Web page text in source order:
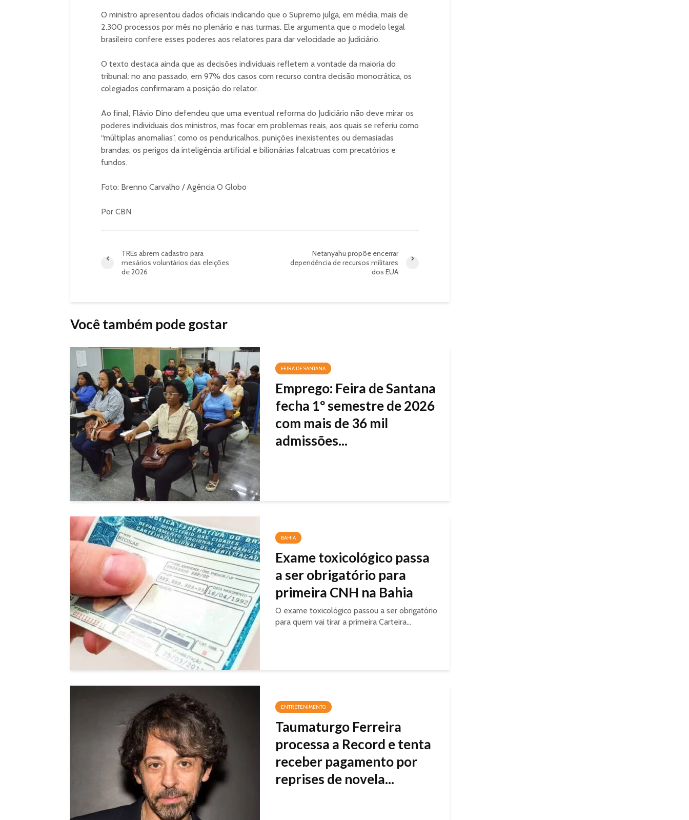
O ministro apresentou dados oficiais indicando que o Supremo julga, em média, mais de
2.300 processos por mês no plenário e nas turmas. Ele argumenta que o modelo legal
brasileiro confere esses poderes aos relatores para dar velocidade ao Judiciário.
O texto destaca ainda que as decisões individuais refletem a vontade da maioria do
tribunal: no ano passado, em 97% dos casos com recurso contra decisão monocrática, os
colegiados confirmaram a posição do relator.
Ao final, Flávio Dino defendeu que uma eventual reforma do Judiciário não deve mirar os
poderes individuais dos ministros, mas focar em problemas reais, aos quais se referiu como
“múltiplas anomalias”, como os penduricalhos, punições inexistentes ou demasiadas
brandas, os perigos da inteligência artificial e bilionárias falcatruas com precatórios e
fundos.
Foto: Brenno Carvalho / Agência O Globo
Por CBN
TREs abrem cadastro para
mesários voluntários das eleições
de 2026
Netanyahu propõe encerrar
dependência de recursos militares
dos EUA
Você também pode gostar
FEIRA DE SANTANA
Emprego: Feira de Santana
fecha 1º semestre de 2026
com mais de 36 mil
admissões...
BAHIA
Exame toxicológico passa
a ser obrigatório para
primeira CNH na Bahia
O exame toxicológico passou a ser obrigatório
para quem vai tirar a primeira Carteira...
ENTRETENIMENTO
Taumaturgo Ferreira
processa a Record e tenta
receber pagamento por
reprises de novela...